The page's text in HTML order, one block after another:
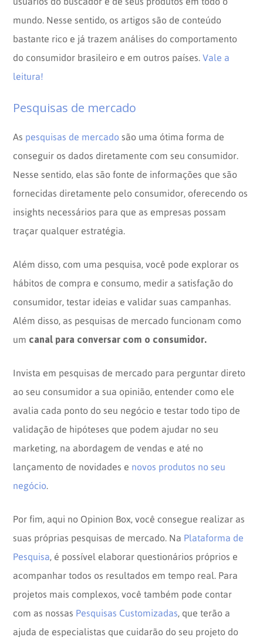
mundo. Nesse sentido, os artigos são de conteúdo
bastante rico e já trazem análises do comportamento
do consumidor brasileiro e em outros países.Vale a
leitura!
Pesquisas de mercado
As pesquisas de mercado são uma ótima forma de
conseguir os dados diretamente com seu consumidor.
Nesse sentido, elas são fonte de informações que são
fornecidas diretamente pelo consumidor, oferecendo os
insights necessários para que as empresas possam
traçar qualquer estratégia.
Além disso, com uma pesquisa, você pode explorar os
hábitos de compra e consumo, medir a satisfação do
consumidor, testar ideias e validar suas campanhas.
Além disso, as pesquisas de mercado funcionam como
um canal para conversar com o consumidor.
Invista em pesquisas de mercado para perguntar direto
ao seu consumidor a sua opinião, entender como ele
avalia cada ponto do seu negócio e testar todo tipo de
validação de hipóteses que podem ajudar no seu
marketing, na abordagem de vendas e até no
lançamento de novidades e novos produtos no seu
negócio.
Por fim, aqui no Opinion Box, você consegue realizar as
suas próprias pesquisas de mercado. Na Plataforma de
Pesquisa, é possível elaborar questionários próprios e
acompanhar todos os resultados em tempo real. Para
projetos mais complexos, você também pode contar
com as nossas Pesquisas Customizadas, que terão a
ajuda de especialistas que cuidarão do seu projeto do